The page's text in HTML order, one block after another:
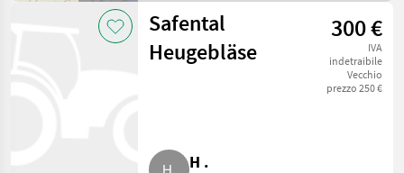
movimentazione e
trasporto / Soffiatori
Safental
Heugebläse
300 €
IVA
indetraibile
Vecchio
prezzo 250 €
H .